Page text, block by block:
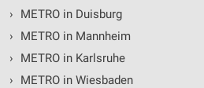
›
METRO in Duisburg
›
METRO in Mannheim
›
METRO in Karlsruhe
›
METRO in Wiesbaden
Erstellung von Profilen zur
von Inhalten
Verwendung von Profilen zur
personalisierter Inhalte